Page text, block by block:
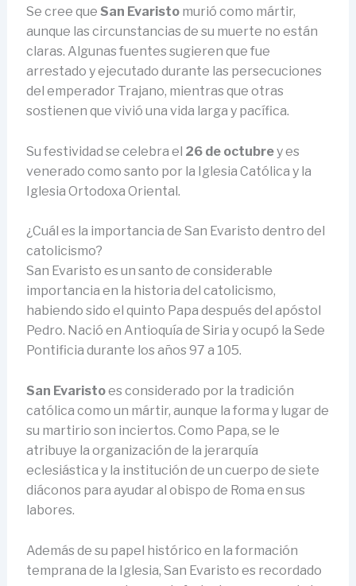
Se cree que San Evaristomurió como mártir,
aunque las circunstancias de su muerte no están
claras. Algunas fuentes sugieren que fue
arrestado y ejecutado durante las persecuciones
del emperador Trajano, mientras que otras
sostienen que vivió una vida larga y pacífica.
Su festividad se celebra el 26 de octubrey es
venerado como santo por la Iglesia Católica y la
Iglesia Ortodoxa Oriental.
¿Cuál es la importancia de San Evaristo dentro del
catolicismo?
San Evaristo es un santo de considerable
importancia en la historia del catolicismo,
habiendo sido el quinto Papa después del apóstol
Pedro. Nació en Antioquía de Siria y ocupó la Sede
Pontificia durante los años 97 a 105.
San Evaristoes considerado por la tradición
católica como un mártir, aunque la forma y lugar de
su martirio son inciertos. Como Papa, se le
atribuye la organización de la jerarquía
eclesiástica y la institución de un cuerpo de siete
diáconos para ayudar al obispo de Roma en sus
labores.
Además de su papel histórico en la formación
temprana de la Iglesia, San Evaristo es recordado